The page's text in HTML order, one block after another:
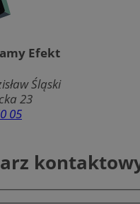
Efekt
Śląski
23
05